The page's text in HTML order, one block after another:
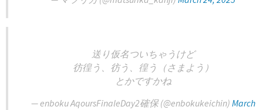
送り仮名ついちゃうけど
彷徨う、彷う、徨う（さまよう）
とかですかね
— enboku AqoursFinaleDay2確保 (@enbokukeichin) March